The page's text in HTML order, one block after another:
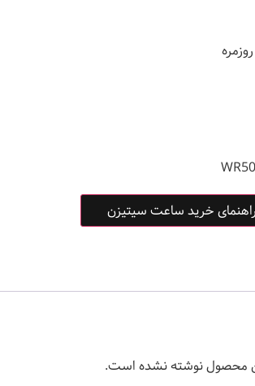
راهنمای خرید ساعت سیتیزن
محصول نوشته نشده است.